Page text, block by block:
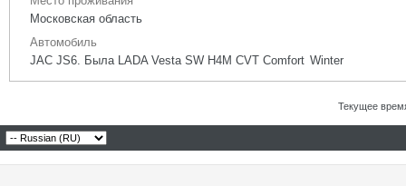
Московская область
Автомобиль
JAC JS6. Была LADA Vesta SW H4M CVT Comfort Winter
Текущее